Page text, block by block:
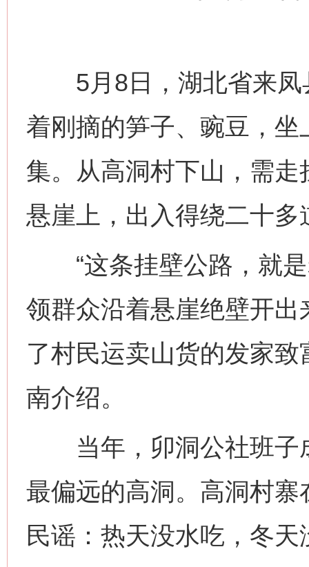
5月8日，湖北省来凤
着刚摘的笋子、豌豆，坐
集。从高洞村下山，需
悬崖上，出入得绕二十多
“这条挂壁公路，就是
领群众沿着悬崖绝壁开
了村民运卖山货的发家
南介绍。
当年，卯洞公社班子
最偏远的高洞。高洞村
民谣：热天没水吃，冬